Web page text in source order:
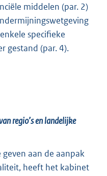
middelen (par. 2)
specifieke
gestand (par. 4).
regio’s en landelijke
aan de aanpak
heeft het kabinet